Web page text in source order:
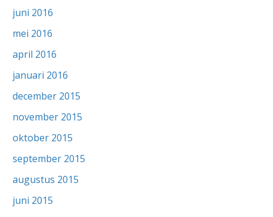
juni 2016
mei 2016
april 2016
januari 2016
december 2015
november 2015
oktober 2015
september 2015
augustus 2015
juni 2015